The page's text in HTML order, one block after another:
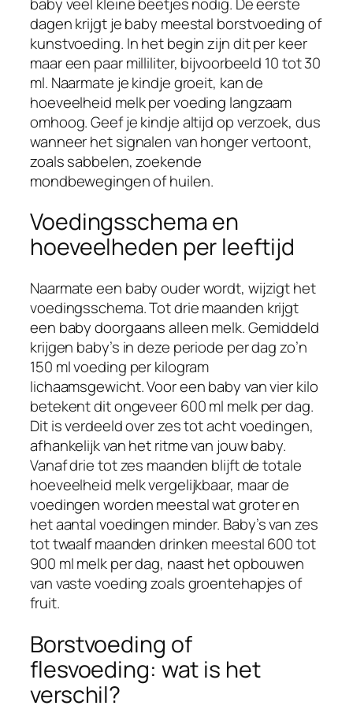
dagen krijgt je baby meestal borstvoeding of
kunstvoeding. In het begin zijn dit per keer
maar een paar milliliter, bijvoorbeeld 10 tot 30
ml. Naarmate je kindje groeit, kan de
hoeveelheid melk per voeding langzaam
omhoog. Geef je kindje altijd op verzoek, dus
wanneer het signalen van honger vertoont,
zoals sabbelen, zoekende
mondbewegingen of huilen.
Voedingsschema en
hoeveelheden per leeftijd
Naarmate een baby ouder wordt, wijzigt het
voedingsschema. Tot drie maanden krijgt
een baby doorgaans alleen melk. Gemiddeld
krijgen baby’s in deze periode per dag zo’n
150 ml voeding per kilogram
lichaamsgewicht. Voor een baby van vier kilo
betekent dit ongeveer 600 ml melk per dag.
Dit is verdeeld over zes tot acht voedingen,
afhankelijk van het ritme van jouw baby.
Vanaf drie tot zes maanden blijft de totale
hoeveelheid melk vergelijkbaar, maar de
voedingen worden meestal wat groter en
het aantal voedingen minder. Baby’s van zes
tot twaalf maanden drinken meestal 600 tot
900 ml melk per dag, naast het opbouwen
van vaste voeding zoals groentehapjes of
fruit.
Borstvoeding of
flesvoeding: wat is het
verschil?